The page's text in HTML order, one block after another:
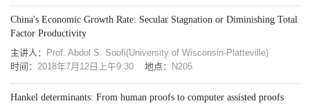
China's Economic Growth Rate: Secular Stagnation or Diminishing Total
Factor Productivity
主讲人：
Prof. Abdol S. Soofi(University of Wisconsin-Platteville)
时间： 2018年7月12日上午9:30 地点： N205
Hankel determinants: From human proofs to computer assisted proofs